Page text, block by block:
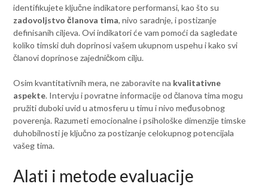
identifikujete ključne indikatore performansi, kao što su
zadovoljstvo članova tima, nivo saradnje, i postizanje
definisanih ciljeva. Ovi indikatori će vam pomoći da sagledate
koliko timski duh doprinosi vašem ukupnom uspehu i kako svi
članovi doprinose zajedničkom cilju.
Osim kvantitativnih mera, ne zaboravite na kvalitativne
aspekte. Intervju i povratne informacije od članova tima mogu
pružiti duboki uvid u atmosferu u timu i nivo međusobnog
poverenja. Razumeti emocionalne i psihološke dimenzije timske
duhobilnosti je ključno za postizanje celokupnog potencijala
vašeg tima.
Alati i metode evaluacije